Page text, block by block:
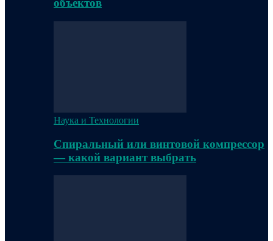
объектов
Наука и Технологии
Спиральный или винтовой компрессор
— какой вариант выбрать